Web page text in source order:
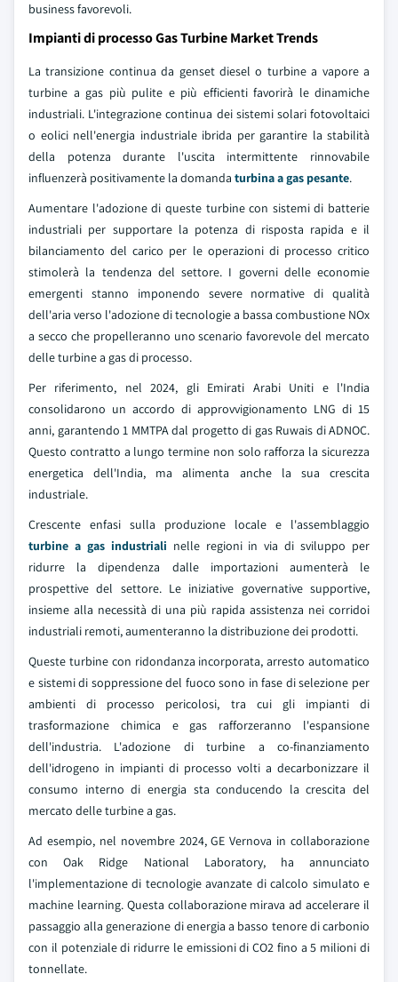
business favorevoli.
Impianti di processo Gas Turbine Market Trends
La transizione continua da genset diesel o turbine a vapore a
turbine a gas più pulite e più efficienti favorirà le dinamiche
industriali. L'integrazione continua dei sistemi solari fotovoltaici
o eolici nell'energia industriale ibrida per garantire la stabilità
della potenza durante l'uscita intermittente rinnovabile
influenzerà positivamente la domanda turbina a gas pesante.
Aumentare l'adozione di queste turbine con sistemi di batterie
industriali per supportare la potenza di risposta rapida e il
bilanciamento del carico per le operazioni di processo critico
stimolerà la tendenza del settore. I governi delle economie
emergenti stanno imponendo severe normative di qualità
dell'aria verso l'adozione di tecnologie a bassa combustione NOx
a secco che propelleranno uno scenario favorevole del mercato
delle turbine a gas di processo.
Per riferimento, nel 2024, gli Emirati Arabi Uniti e l'India
consolidarono un accordo di approvvigionamento LNG di 15
anni, garantendo 1 MMTPA dal progetto di gas Ruwais di ADNOC.
Questo contratto a lungo termine non solo rafforza la sicurezza
energetica dell'India, ma alimenta anche la sua crescita
industriale.
Crescente enfasi sulla produzione locale e l'assemblaggio
turbine a gas industriali nelle regioni in via di sviluppo per
ridurre la dipendenza dalle importazioni aumenterà le
prospettive del settore. Le iniziative governative supportive,
insieme alla necessità di una più rapida assistenza nei corridoi
industriali remoti, aumenteranno la distribuzione dei prodotti.
Queste turbine con ridondanza incorporata, arresto automatico
e sistemi di soppressione del fuoco sono in fase di selezione per
ambienti di processo pericolosi, tra cui gli impianti di
trasformazione chimica e gas rafforzeranno l'espansione
dell'industria. L'adozione di turbine a co-finanziamento
dell'idrogeno in impianti di processo volti a decarbonizzare il
consumo interno di energia sta conducendo la crescita del
mercato delle turbine a gas.
Ad esempio, nel novembre 2024, GE Vernova in collaborazione
con Oak Ridge National Laboratory, ha annunciato
l'implementazione di tecnologie avanzate di calcolo simulato e
machine learning. Questa collaborazione mirava ad accelerare il
passaggio alla generazione di energia a basso tenore di carbonio
con il potenziale di ridurre le emissioni di CO2 fino a 5 milioni di
tonnellate.